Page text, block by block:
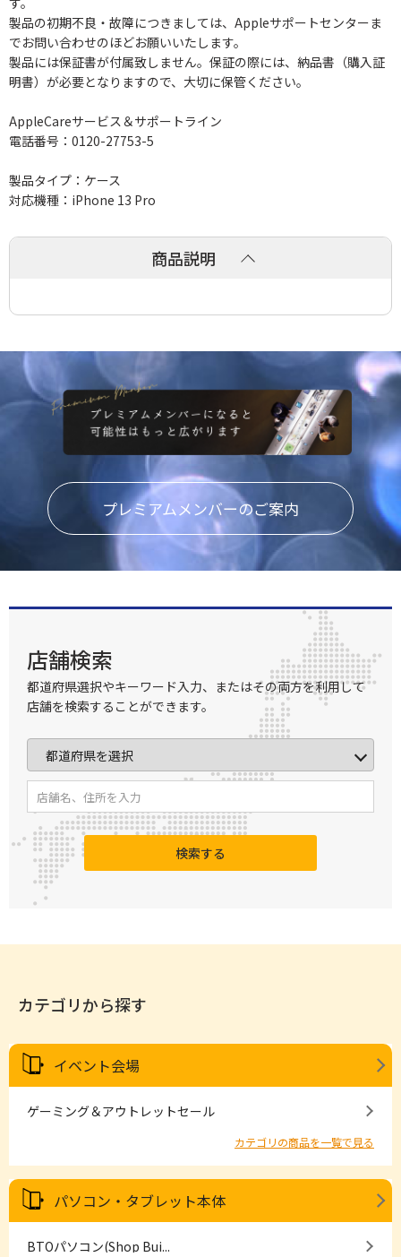
製品の初期不良・故障につきましては、Appleサポートセンターま
でお問い合わせのほどお願いいたします。
製品には保証書が付属致しません。保証の際には、納品書（購入証
明書）が必要となりますので、大切に保管ください。
AppleCareサービス＆サポートライン
電話番号：0120-27753-5
製品タイプ：ケース
対応機種：iPhone 13 Pro
商品説明
プレミアムメンバーのご案内
店舗検索
都道府県選択やキーワード入力、またはその両方を利用して
店舗を検索することができます。
検索する
カテゴリから探す
イベント会場
ゲーミング＆アウトレットセール
カテゴリの商品を一覧で見る
パソコン・タブレット本体
BTOパソコン(Shop Bui...